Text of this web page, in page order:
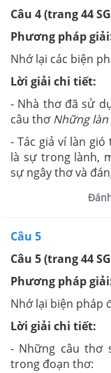
Câu 4 (trang 44
Phương pháp
Nhớ lại các biện
Lời giải chi tiết:
- Nhà thơ đã sử
câu thơ Những
- Tác giả ví làn
là sự trong lành,
sự ngây thơ và
Câu 5
Câu 5 (trang 44
Phương pháp
Nhớ lại biện pháp
Lời giải chi tiết:
- Những câu thơ
trong đoạn thơ: